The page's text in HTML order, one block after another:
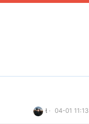
 · 04-01 11:13